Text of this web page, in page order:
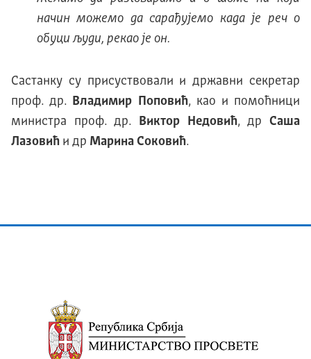
начин можемо да сарађујемо када је реч о
обуци људи, рекао је он.
Састанку су присуствовали и државни секретар
проф. др. Владимир Поповић, као и помоћници
министра проф. др.
Виктор Недовић, дрСаша
Лазовић и др Марина Соковић.